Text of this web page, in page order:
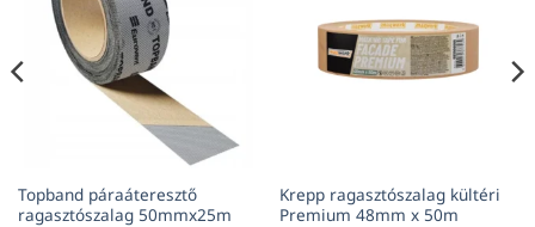
Topband páraáteresztő
ragasztószalag 50mmx25m
Krepp ragasztószalag kültéri
Premium 48mm x 50m